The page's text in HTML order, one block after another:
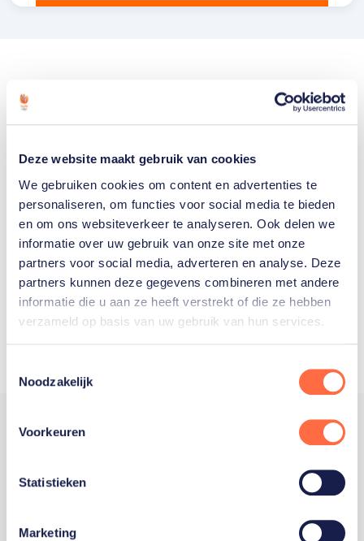
Deze website maakt gebruik van cookies
We gebruiken cookies om content en advertenties te
personaliseren, om functies voor social media te bieden
en om ons websiteverkeer te analyseren. Ook delen we
informatie over uw gebruik van onze site met onze
partners voor social media, adverteren en analyse. Deze
partners kunnen deze gegevens combineren met andere
informatie die u aan ze heeft verstrekt of die ze hebben
verzameld op basis van uw gebruik van hun services.
Noodzakelijk
Voorkeuren
Statistieken
Marketing
Welke Nederlanders hebben er
ooit meegedaan aan de
Olympische Spelen?
Trotse hoofdsponsor
Staatsloterij is trotse hoofdsponsor van